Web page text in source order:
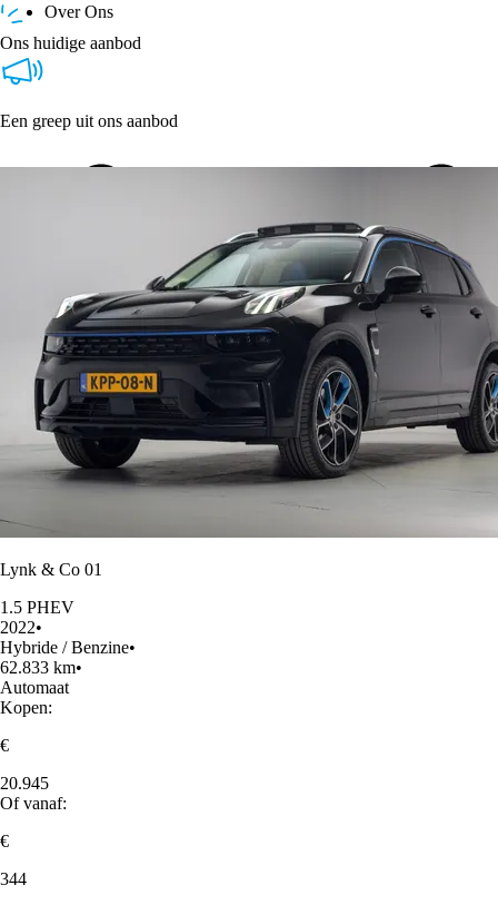
Over Ons
Ons huidige aanbod
Een greep uit ons aanbod
Lynk & Co 01
1.5 PHEV
2022•
Hybride / Benzine•
62.833 km•
Automaat
Kopen:
€
20.945
Of vanaf:
€
344